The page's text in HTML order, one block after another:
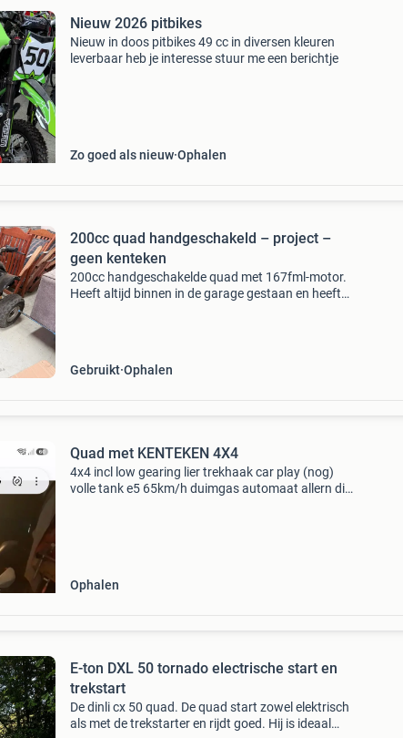
Nieuw 2026 pitbikes
Nieuw in doos pitbikes 49 cc in diversen kleuren
leverbaar heb je interesse stuur me een berichtje
Zo goed als nieuw Ophalen
200cc quad handgeschakeld – project –
geen kenteken
200cc handgeschakelde quad met 167fml-motor.
Heeft altijd binnen in de garage gestaan en heeft
Gebruikt Ophalen
Quad met KENTEKEN 4X4
4x4 incl low gearing lier trekhaak car play (nog)
volle tank e5 65km/h duimgas automaat allern die
Ophalen
E-ton DXL 50 tornado electrische start en
trekstart
De dinli cx 50 quad. De quad start zowel elektrisch
als met de trekstarter en rijdt goed. Hij is ideaal